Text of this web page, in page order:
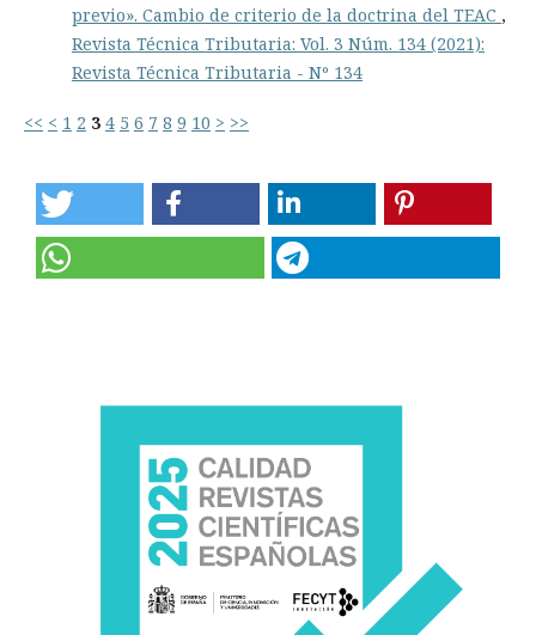
previo». Cambio de criterio de la doctrina del TEAC ,
Revista Técnica Tributaria: Vol. 3 Núm. 134 (2021):
Revista Técnica Tributaria - Nº 134
<< < 1 2 3 4 5 6 7 8 9 10 > >>